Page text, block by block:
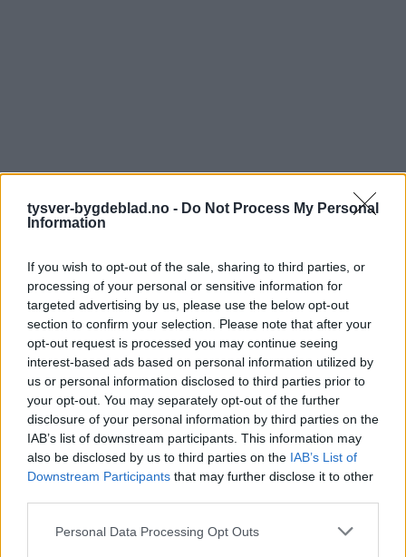
tysver-bygdeblad.no - Do Not Process My Personal
Information
If you wish to opt-out of the sale, sharing to third parties, or
processing of your personal or sensitive information for
targeted advertising by us, please use the below opt-out
section to confirm your selection. Please note that after your
opt-out request is processed you may continue seeing
interest-based ads based on personal information utilized by
us or personal information disclosed to third parties prior to
your opt-out. You may separately opt-out of the further
disclosure of your personal information by third parties on the
IAB’s list of downstream participants. This information may
also be disclosed by us to third parties on the IAB’s List of
Downstream Participants that may further disclose it to other
Personal Data Processing Opt Outs